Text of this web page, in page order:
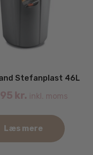
Stefanplast 46L
kr. inkl. moms
Læs mere